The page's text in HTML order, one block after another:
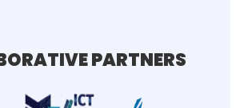
PARTNERS